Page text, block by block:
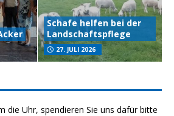
Schafe helfen bei der
Landschaftspflege
27. JULI 2026
die Uhr, spendieren Sie uns dafür bitte